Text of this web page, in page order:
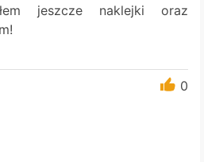
jeszcze naklejki oraz
0